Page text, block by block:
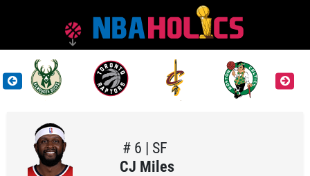
# 6 | SF
CJ Miles